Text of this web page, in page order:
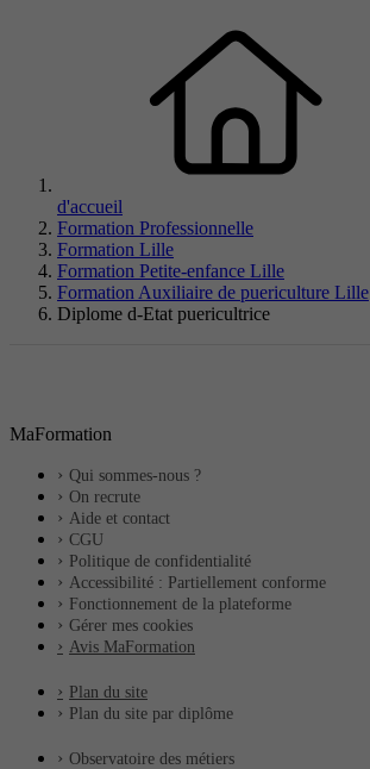
d'accueil
Formation Professionnelle
Formation Lille
Formation Petite-enfance Lille
Formation Auxiliaire de puericulture Lille
Diplome d-Etat puericultrice
MaFormation
Qui sommes-nous ?
On recrute
Aide et contact
CGU
Politique de confidentialité
Accessibilité : Partiellement conforme
Fonctionnement de la plateforme
Gérer mes cookies
Avis MaFormation
Plan du site
Plan du site par diplôme
Observatoire des métiers